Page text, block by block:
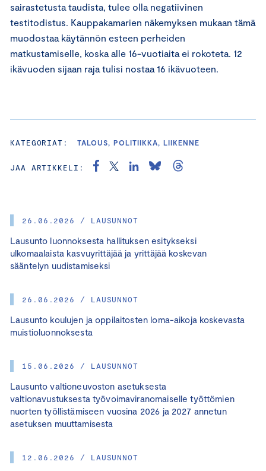
26.06.2026 / LAUSUNNOT
Lausunto luonnoksesta hallituksen esitykseksi
ulkomaalaista kasvuyrittäjää ja yrittäjää koskevan
sääntelyn uudistamiseksi
26.06.2026 / LAUSUNNOT
Lausunto koulujen ja oppilaitosten loma-aikoja koskevasta
muistioluonnoksesta
15.06.2026 / LAUSUNNOT
Lausunto valtioneuvoston asetuksesta
valtionavustuksesta työvoimaviranomaiselle työttömien
nuorten työllistämiseen vuosina 2026 ja 2027 annetun
asetuksen muuttamisesta
12.06.2026 / LAUSUNNOT
sairastetusta taudista, tulee olla negatiivinen
testitodistus. Kauppakamarien näkemyksen mukaan tämä
muodostaa käytännön esteen perheiden
matkustamiselle, koska alle 16-vuotiaita ei rokoteta. 12
ikävuoden sijaan raja tulisi nostaa 16 ikävuoteen.
KATEGORIAT: TALOUS, POLITIIKKA, LIIKENNE
JAA ARTIKKELI: